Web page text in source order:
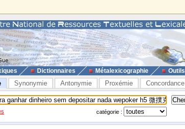
Dictionnaires Métalexicographie Outils
Synonymie Antonymie Proxémie Concordance
catégorie :